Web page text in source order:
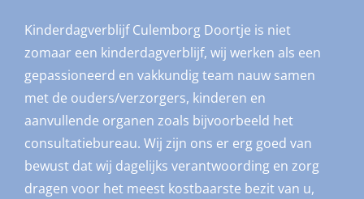
Kinderdagverblijf Culemborg Doortje is niet
zomaar een kinderdagverblijf, wij werken als een
gepassioneerd en vakkundig team nauw samen
met de ouders/verzorgers, kinderen en
aanvullende organen zoals bijvoorbeeld het
consultatiebureau. Wij zijn ons er erg goed van
bewust dat wij dagelijks verantwoording en zorg
dragen voor het meest kostbaarste bezit van u,